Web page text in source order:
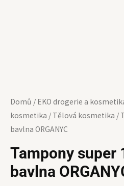
Domů / EKO drogerie a
kosmetika / Tělová kosmetika /
bavlna ORGANYC
Tampony super
bavlna